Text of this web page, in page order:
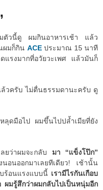
มตัวนี้ดู ผมกินอาหารเช้า แล้ว
ผมก็กิน ACEประมาณ 15 นาที
แรงมากที่อวัยวะเพศ แล้วมันก็
วครับ ไม่ตื่นธรรมดานะครับ ดู
ดมือไป ผมขึ้นไปปล้ำเมียที่ยัง
ยว่าผมจะกลับ มา “แข็งโป๊ก”
อนออกมาเลยทีเดียว! เช้านั้น
ร้อนแรงแบบนี้ เรามีไรกันเกือบ
ผมรู้สึกว่าผมกลับไปเป็นหนุ่มอีก